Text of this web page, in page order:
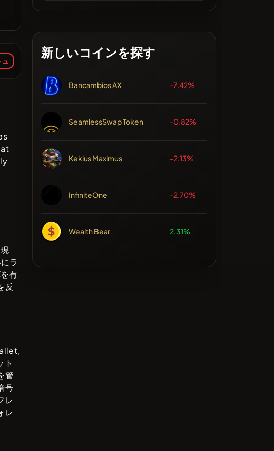
にラ
を有
反
ト
管
号
レ
レ
新しいコインを探す
Bancambios AX -7.42%
SeamlessSwap Token -0.82%
Kekius Maximus -2.13%
InfiniteOne -2.70%
Wealth Bear 2.31%